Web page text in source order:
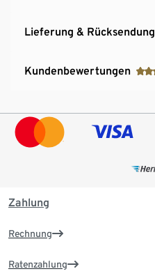
Lieferung & Rücksendung
Kundenbewertungen
Zahlung
Rechnung
Ratenzahlung